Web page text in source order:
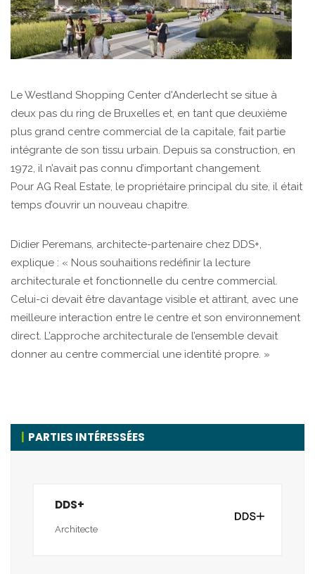
Le Westland Shopping Center d'Anderlecht se situe à
deux pas du ring de Bruxelles et, en tant que deuxième
plus grand centre commercial de la capitale, fait partie
intégrante de son tissu urbain. Depuis sa construction, en
1972, il n’avait pas connu d’important changement.
Pour AG Real Estate, le propriétaire principal du site, il était
temps d’ouvrir un nouveau chapitre.
Didier Peremans, architecte-partenaire chez DDS+,
explique : « Nous souhaitions redéfinir la lecture
architecturale et fonctionnelle du centre commercial.
Celui-ci devait être davantage visible et attirant, avec une
meilleure interaction entre le centre et son environnement
direct. L’approche architecturale de l’ensemble devait
donner au centre commercial une identité propre. »
PARTIES INTÉRESSÉES
DDS+
Architecte